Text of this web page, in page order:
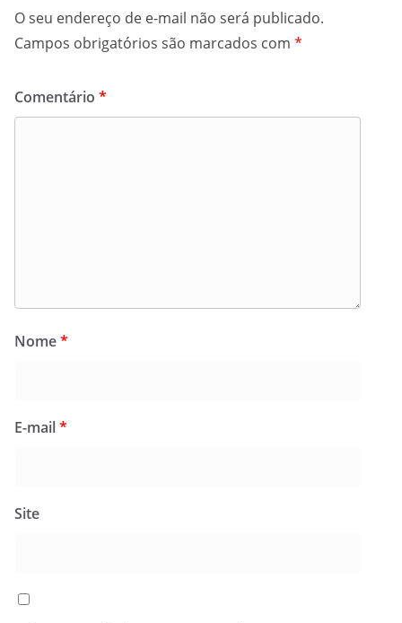
O seu endereço de e-mail não será publicado.
Campos obrigatórios são marcados com *
Comentário *
Nome*
E-mail*
Site